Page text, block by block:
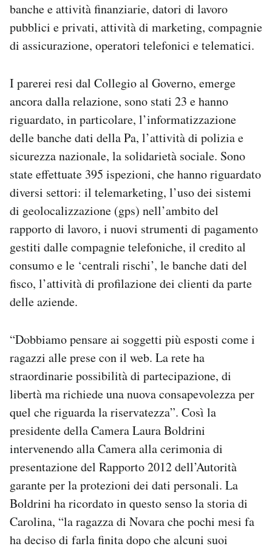
banche e attività finanziarie, datori di lavoro
pubblici e privati, attività di marketing, compagnie
di assicurazione, operatori telefonici e telematici.
I parerei resi dal Collegio al Governo, emerge
ancora dalla relazione, sono stati 23 e hanno
riguardato, in particolare, l’informatizzazione
delle banche dati della Pa, l’attività di polizia e
sicurezza nazionale, la solidarietà sociale. Sono
state effettuate 395 ispezioni, che hanno riguardato
diversi settori: il telemarketing, l’uso dei sistemi
di geolocalizzazione (gps) nell’ambito del
rapporto di lavoro, i nuovi strumenti di pagamento
gestiti dalle compagnie telefoniche, il credito al
consumo e le ‘centrali rischi’, le banche dati del
fisco, l’attività di profilazione dei clienti da parte
delle aziende.
“Dobbiamo pensare ai soggetti più esposti come i
ragazzi alle prese con il web. La rete ha
straordinarie possibilità di partecipazione, di
libertà ma richiede una nuova consapevolezza per
quel che riguarda la riservatezza”. Così la
presidente della Camera Laura Boldrini
intervenendo alla Camera alla cerimonia di
presentazione del Rapporto 2012 dell’Autorità
garante per la protezioni dei dati personali. La
Boldrini ha ricordato in questo senso la storia di
Carolina, “la ragazza di Novara che pochi mesi fa
ha deciso di farla finita dopo che alcuni suoi